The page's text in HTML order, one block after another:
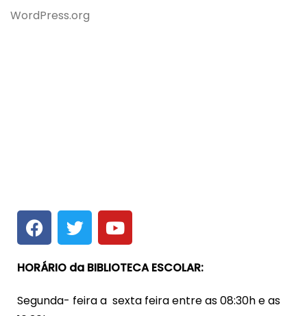
WordPress.org
HORÁRIO da BIBLIOTECA ESCOLAR:
Segunda- feira a sexta feira entre as 08:30h e as